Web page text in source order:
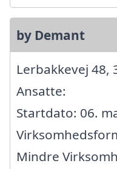
by Demant
Lerbakkevej 48,
Ansatte:
Startdato: 06.
Mindre